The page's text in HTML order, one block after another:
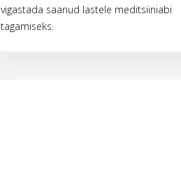
vigastada saanud lastele meditsiiniabi
tagamiseks.